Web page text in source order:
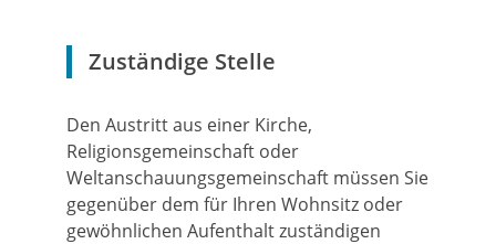
Zuständige Stelle
Den Austritt aus einer Kirche,
Religionsgemeinschaft oder
Weltanschauungsgemeinschaft müssen Sie
gegenüber dem für Ihren Wohnsitz oder
gewöhnlichen Aufenthalt zuständigen